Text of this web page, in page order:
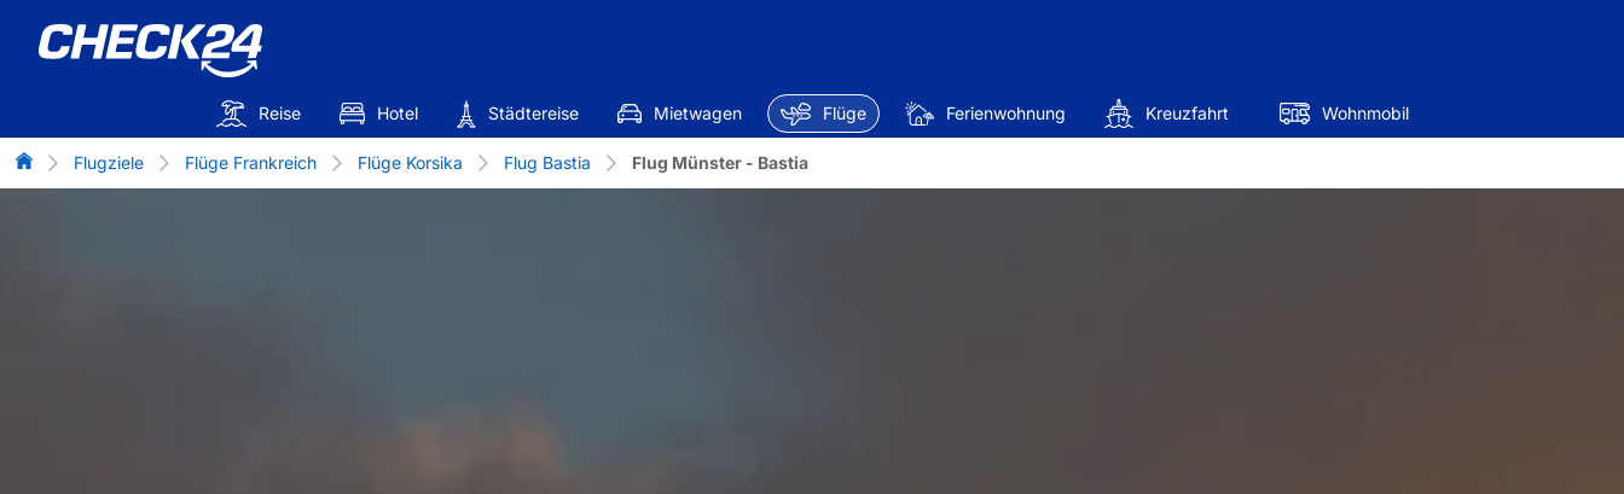
Reise Hotel Städtereise Mietwagen Flüge Ferienwohnung Kreuzfahrt Wohnmobil
Flug-Vergleich
Flugziele Flüge Frankreich Flüge Korsika Flug Bastia Flug Münster - Bastia